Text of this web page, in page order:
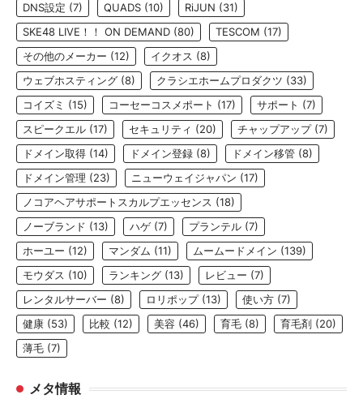
DNS設定 (7) QUADS (10) RiJUN (31)
SKE48 LIVE！！ ON DEMAND (80) TESCOM (17)
その他のメーカー (12) イクオス (8)
ウェブホスティング (8) クラシエホームプロダクツ (33)
コイズミ (15) コーセーコスメポート (17) サポート (7)
スピークエル (17) セキュリティ (20) チャップアップ(7)
ドメイン取得 (14) ドメイン登録 (8) ドメイン移管 (8)
ドメイン管理 (23) ニューウェイジャパン (17)
ノコアヘアサポートスカルプエッセンス (18)
ノーブランド (13) ハゲ (7) プランテル (7)
ホーユー (12) マンダム (11) ムームードメイン (139)
モウダス (10) ランキング (13) レビュー (7)
レンタルサーバー (8) ロリポップ(13) 使い方 (7)
健康 (53) 比較 (12) 美容 (46) 育毛 (8) 育毛剤 (20)
薄毛 (7)
メタ情報